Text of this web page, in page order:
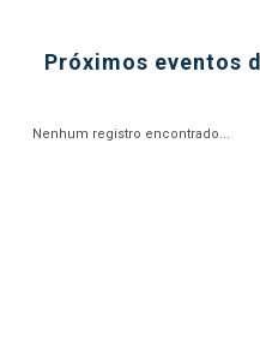
Próximos eventos
Nenhum registro encontrado...